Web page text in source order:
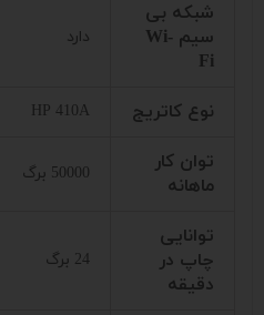
شبکه بی
سیم Wi-
Fi
دارد
نوع کاتریج HP 410A
توان کار
ماهانه
50000 برگ
توانایی
چاپ در
دقیقه
24 برگ